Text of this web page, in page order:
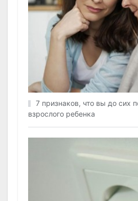
7 признаков, что вы до сих
взрослого ребенка